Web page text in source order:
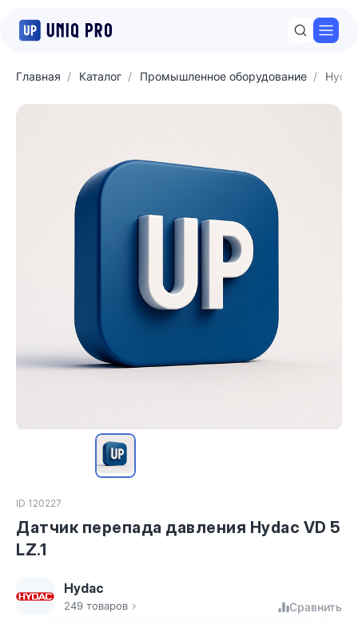
Главная Каталог Промышленное оборудование
ID 120227
Датчик перепада давления Hydac VD 5
LZ.1
Hydac
249 товаров Сравнить